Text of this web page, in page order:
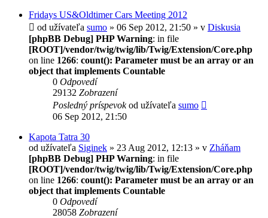
Fridays US&Oldtimer Cars Meeting 2012
od užívateľa sumo » 06 Sep 2012, 21:50 » v Diskusia
[phpBB Debug] PHP Warning: in file
[ROOT]/vendor/twig/twig/lib/Twig/Extension/Core.php
on line 1266: count(): Parameter must be an array or an
object that implements Countable
0 Odpovedí
29132 Zobrazení
Posledný príspevokod užívateľa sumo
06 Sep 2012, 21:50
Kapota Tatra 30
od užívateľa Siginek » 23 Aug 2012, 12:13 » v Zháňam
[phpBB Debug] PHP Warning: in file
[ROOT]/vendor/twig/twig/lib/Twig/Extension/Core.php
on line 1266: count(): Parameter must be an array or an
object that implements Countable
0 Odpovedí
28058 Zobrazení